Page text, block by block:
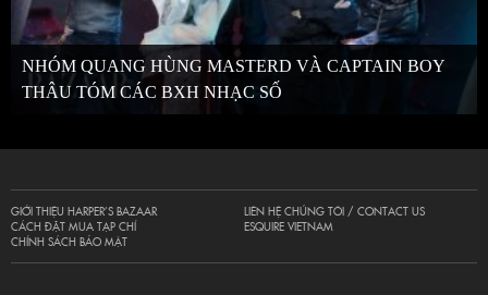
NHÓM QUANG HÙNG MASTERD VÀ CAPTAIN BOY
THÂU TÓM CÁC BXH NHẠC SỐ
GIỚI THIỆU HARPER’S BAZAAR
CÁCH ĐẶT MUA TẠP CHÍ
CHÍNH SÁCH BẢO MẬT
LIÊN HỆ CHÚNG TÔI / CONTACT US
ESQUIRE VIETNAM